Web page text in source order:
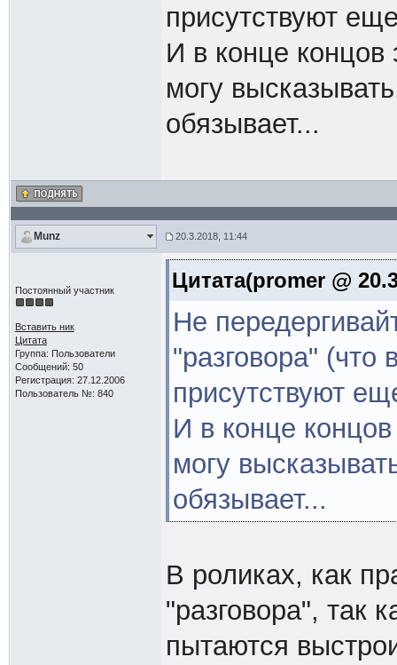
присутствуют
И в конце концов
могу
обязывает...
Munz 20.3.2018, 11:44
Постоянный участник
Вставить ник
Цитата
Группа: Пользователи
Сообщений: 50
Регистрация: 27.12.2006
Пользователь №: 840
Цитата(promer @
Не
"разговора"
присутствуют
И в конце
могу
обязывает...
В роликах, как
"разговора", так
пытаются